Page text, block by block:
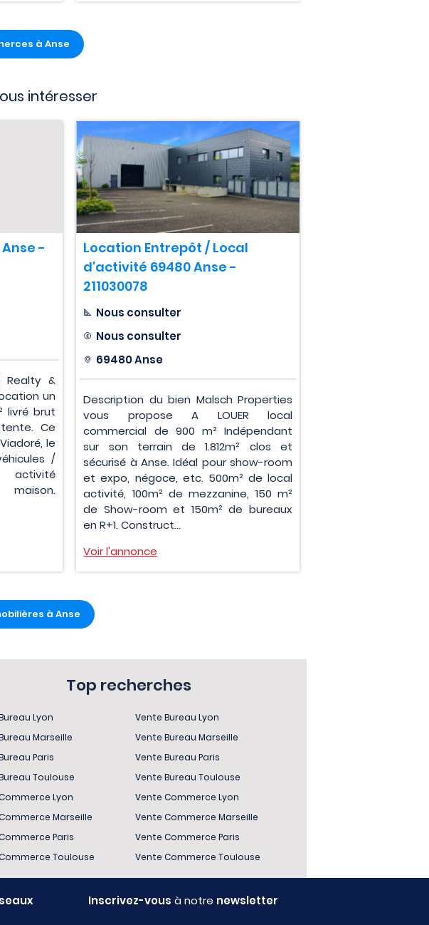
à Anse
intéresser
-
Realty &
un
livré brut
Ce
le
/
Location Entrepôt / Local
d'activité 69480 Anse -
211030078
Nous consulter
Nous consulter
69480 Anse
Description du bien Malsch Properties
vous propose A LOUER local
commercial de 900 m² Indépendant
sur son terrain de 1.812m² clos et
sécurisé à Anse. Idéal pour show-room
et expo, négoce, etc. 500m² de local
activité, 100m² de mezzanine, 150 m²
de Show-room et 150m² de bureaux
en R+1. Construct...
Voir l'annonce
à Anse
Top recherches
Lyon
Marseille
Paris
Toulouse
Lyon
Marseille
Paris
Toulouse
Vente Bureau Lyon
Vente Bureau Marseille
Vente Bureau Paris
Vente Bureau Toulouse
Vente Commerce Lyon
Vente Commerce Marseille
Vente Commerce Paris
Vente Commerce Toulouse
Inscrivez-vous à notre newsletter